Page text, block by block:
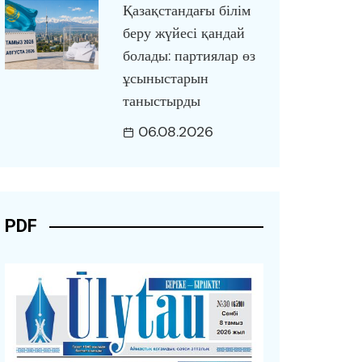
Қазақстандағы білім
беру жүйесі қандай
болады: партиялар өз
ұсыныстарын
таныстырды
06.08.2026
PDF